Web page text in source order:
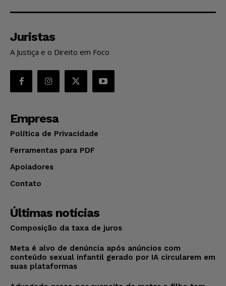
Juristas
A Justiça e o Direito em Foco
Empresa
Política de Privacidade
Ferramentas para PDF
Apoiadores
Contato
Últimas notícias
Composição da taxa de juros
Meta é alvo de denúncia após anúncios com
conteúdo sexual infantil gerado por IA circularem em
suas plataformas